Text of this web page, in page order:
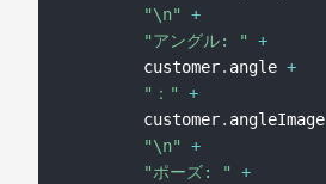
"\n"
+
"アングル: "
+
        customer
. angle +
"："
+
        customer
. angleImage
"\n"
+
"ポーズ: "
+